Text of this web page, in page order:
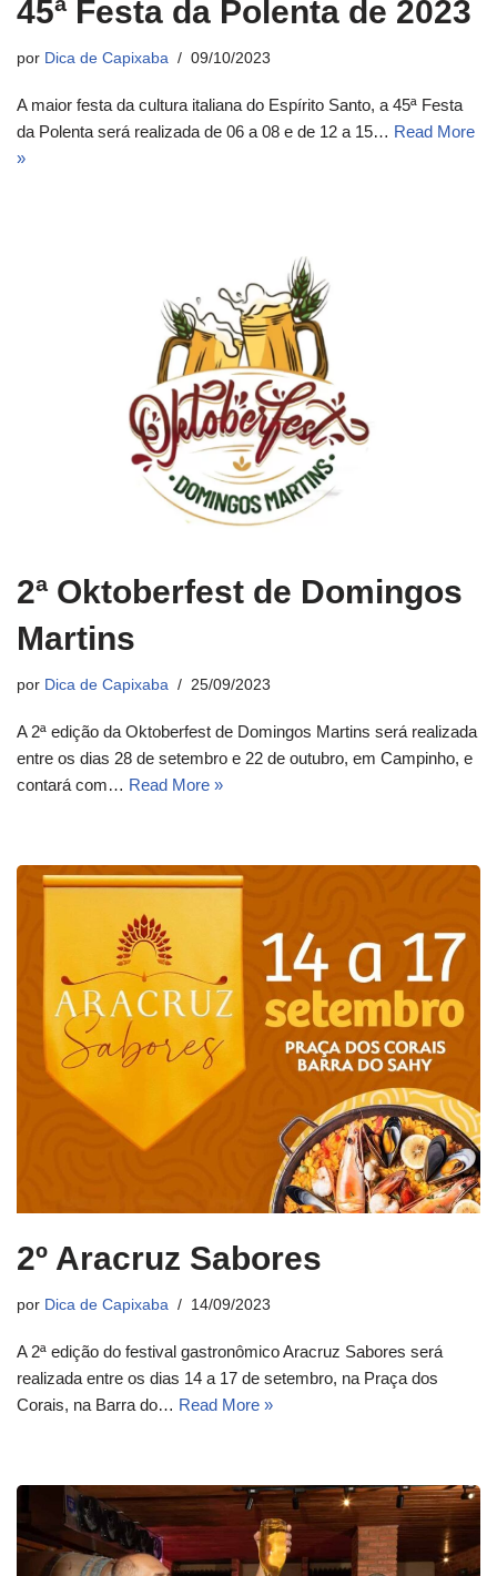
45ª Festa da Polenta de 2023
por Dica de Capixaba 09/10/2023
A maior festa da cultura italiana do Espírito Santo, a 45ª Festa
da Polenta será realizada de 06 a 08 e de 12 a 15… Read More
»
2ª Oktoberfest de Domingos
Martins
por Dica de Capixaba 25/09/2023
A 2ª edição da Oktoberfest de Domingos Martins será realizada
entre os dias 28 de setembro e 22 de outubro, em Campinho, e
contará com… Read More »
2º Aracruz Sabores
por Dica de Capixaba 14/09/2023
A 2ª edição do festival gastronômico Aracruz Sabores será
realizada entre os dias 14 a 17 de setembro, na Praça dos
Corais, na Barra do… Read More »